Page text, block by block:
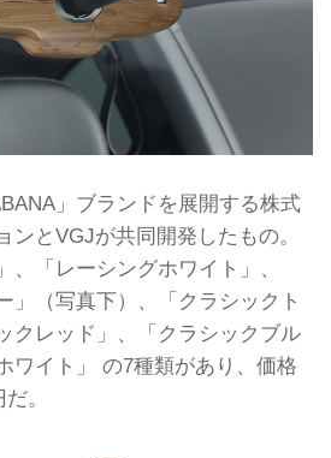
」ブランドを展開する株式
ンとVGJが共同開発したもの。
、「レーシングホワイト」、
」（写真下）、「クラシックト
クレッド」、「クラシックブル
ワイト」 の7種類があり、価格
。